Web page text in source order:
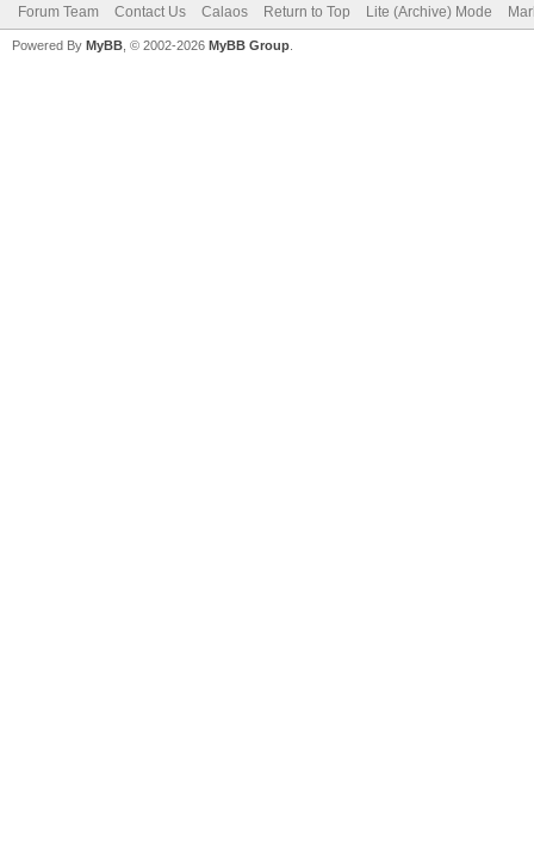
Forum Team Contact Us Calaos Return to Top Lite (Archive) Mode
Powered By MyBB , © 2002-2026 MyBB Group